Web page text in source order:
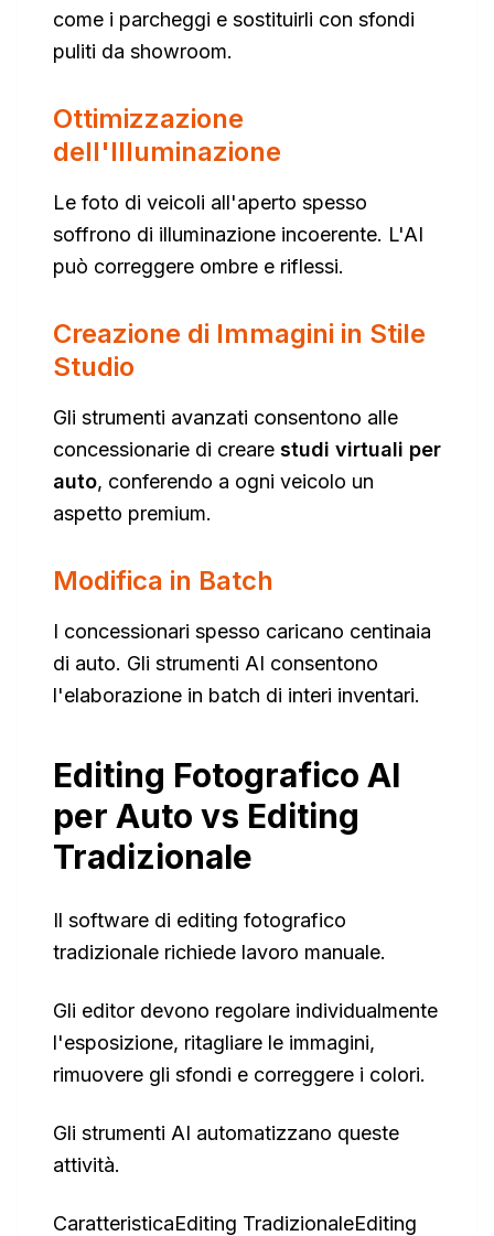
come i parcheggi e sostituirli con sfondi
puliti da showroom.
Ottimizzazione
dell'Illuminazione
Le foto di veicoli all'aperto spesso
soffrono di illuminazione incoerente. L'AI
può correggere ombre e riflessi.
Creazione di Immagini in Stile
Studio
Gli strumenti avanzati consentono alle
concessionarie di creare studi virtuali per
auto, conferendo a ogni veicolo un
aspetto premium.
Modifica in Batch
I concessionari spesso caricano centinaia
di auto. Gli strumenti AI consentono
l'elaborazione in batch di interi inventari.
Editing Fotografico AI
per Auto vs Editing
Tradizionale
Il software di editing fotografico
tradizionale richiede lavoro manuale.
Gli editor devono regolare individualmente
l'esposizione, ritagliare le immagini,
rimuovere gli sfondi e correggere i colori.
Gli strumenti AI automatizzano queste
attività.
CaratteristicaEditing TradizionaleEditing